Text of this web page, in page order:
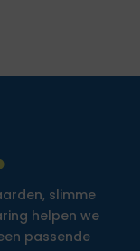
slimme
helpen we
passende